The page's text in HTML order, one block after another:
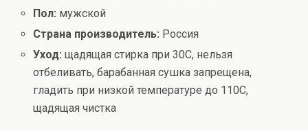
Пол: мужской
Страна производитель: Россия
Уход:щадящая стирка при 30С, нельзя
отбеливать, барабанная сушка запрещена,
гладить при низкой температуре до 110С,
щадящая чистка